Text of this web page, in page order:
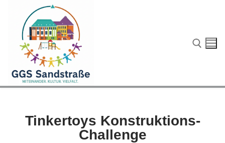
Tinkertoys Konstruktions-
Challenge